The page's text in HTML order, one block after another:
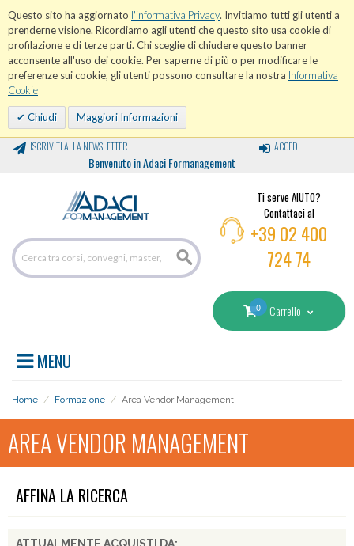
Questo sito ha aggiornato l'informativa Privacy. Invitiamo tutti gli utenti a
prenderne visione. Ricordiamo agli utenti che questo sito usa cookie di
profilazione e di terze parti. Chi sceglie di chiudere questo banner
acconsente all'uso dei cookie. Per saperne di più o per modificare le
preferenze sui cookie, gli utenti possono consultare la nostra Informativa
Cookie
Chiudi Maggiori Informazioni
ISCRIVITI ALLA NEWSLETTER
Benvenuto in Adaci Formanagement
ACCEDI
Ti serve AIUTO?
Contattaci al
+39 02 400
724 74
0 Carrello
MENU
Home / Formazione / Area Vendor Management
AREA VENDOR MANAGEMENT
AFFINA LA RICERCA